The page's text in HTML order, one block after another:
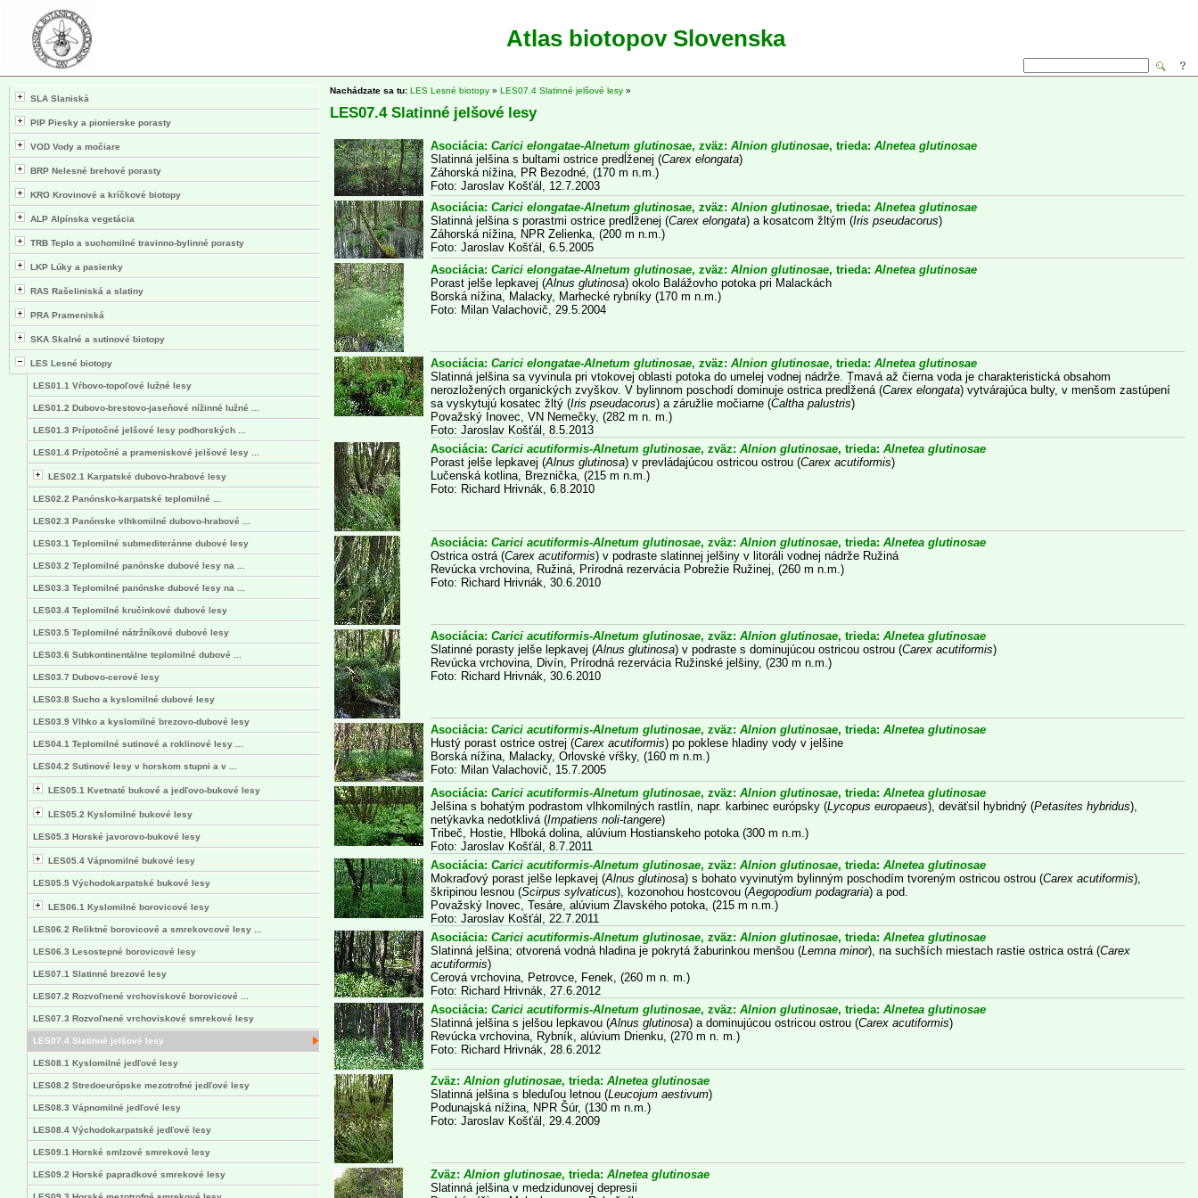
Atlas biotopov Slovenska
SLA Slaniská
PIP Piesky a pionierske porasty
VOD Vody a močiare
BRP Nelesné brehové porasty
KRO Krovinové a kríčkové biotopy
ALP Alpínska vegetácia
TRB Teplo a suchomilné travinno-bylinné porasty
LKP Lúky a pasienky
RAS Rašeliniská a slatiny
PRA Prameniská
SKA Skalné a sutinové biotopy
LES Lesné biotopy
LES01.1 Vŕbovo-topoľové lužné lesy
LES01.2 Dubovo-brestovo-jaseňové nížinné lužné ...
LES01.3 Prípotočné jelšové lesy podhorských ...
LES01.4 Prípotočné a prameniskové jelšové lesy ...
LES02.1 Karpatské dubovo-hrabové lesy
LES02.2 Panónsko-karpatské teplomilné ...
LES02.3 Panónske vlhkomilné dubovo-hrabové ...
LES03.1 Teplomilné submediteránne dubové lesy
LES03.2 Teplomilné panónske dubové lesy na ...
LES03.3 Teplomilné panónske dubové lesy na ...
LES03.4 Teplomilné kručinkové dubové lesy
LES03.5 Teplomilné nátržníkové dubové lesy
LES03.6 Subkontinentálne teplomilné dubové ...
LES03.7 Dubovo-cerové lesy
LES03.8 Sucho a kyslomilné dubové lesy
LES03.9 Vlhko a kyslomilné brezovo-dubové lesy
LES04.1 Teplomilné sutinové a roklinové lesy ...
LES04.2 Sutinové lesy v horskom stupni a v ...
LES05.1 Kvetnaté bukové a jedľovo-bukové lesy
LES05.2 Kyslomilné bukové lesy
LES05.3 Horské javorovo-bukové lesy
LES05.4 Vápnomilné bukové lesy
LES05.5 Východokarpatské bukové lesy
LES06.1 Kyslomilné borovicové lesy
LES06.2 Reliktné borovicové a smrekovcové lesy ...
LES06.3 Lesostepné borovicové lesy
LES07.1 Slatinné brezové lesy
LES07.2 Rozvoľnené vrchoviskové borovicové ...
LES07.3 Rozvoľnené vrchoviskové smrekové lesy
LES07.4 Slatinné jelšové lesy
LES08.1 Kyslomilné jedľové lesy
LES08.2 Stredoeurópske mezotrofné jedľové lesy
LES08.3 Vápnomilné jedľové lesy
LES08.4 Východokarpatské jedľové lesy
LES09.1 Horské smlzové smrekové lesy
LES09.2 Horské papradkové smrekové lesy
Nachádzate sa tu: LES Lesné biotopy » LES07.4 Slatinné jelšové lesy »
LES07.4 Slatinné jelšové lesy
Asociácia: Carici elongatae-Alnetum glutinosae, zväz: Alnion glutinosae, trieda: Alnetea glutinosae
Slatinná jelšina s bultami ostrice predĺženej (Carex elongata)
Záhorská nížina, PR Bezodné, (170 m n.m.)
Foto: Jaroslav Košťál, 12.7.2003
Asociácia: Carici elongatae-Alnetum glutinosae, zväz: Alnion glutinosae, trieda: Alnetea glutinosae
Slatinná jelšina s porastmi ostrice predĺženej (Carex elongata) a kosatcom žltým (Iris pseudacorus)
Záhorská nížina, NPR Zelienka, (200 m n.m.)
Foto: Jaroslav Košťál, 6.5.2005
Asociácia: Carici elongatae-Alnetum glutinosae, zväz: Alnion glutinosae, trieda: Alnetea glutinosae
Porast jelše lepkavej (Alnus glutinosa) okolo Balážovho potoka pri Malackách
Borská nížina, Malacky, Marhecké rybníky (170 m n.m.)
Foto: Milan Valachovič, 29.5.2004
Asociácia: Carici elongatae-Alnetum glutinosae, zväz: Alnion glutinosae, trieda: Alnetea glutinosae
Slatinná jelšina sa vyvinula pri vtokovej oblasti potoka do umelej vodnej nádrže. Tmavá až čierna voda je charakteristická obsahom
nerozložených organických zvyškov. V bylinnom poschodí dominuje ostrica predĺžená (Carex elongata) vytvárajúca bulty, v menšom zastúpení
sa vyskytujú kosatec žltý (Iris pseudacorus) a záružlie močiarne (Caltha palustris)
Považský Inovec, VN Nemečky, (282 m n. m.)
Foto: Jaroslav Košťál, 8.5.2013
Asociácia: Carici acutiformis-Alnetum glutinosae, zväz: Alnion glutinosae, trieda: Alnetea glutinosae
Porast jelše lepkavej (Alnus glutinosa) v prevládajúcou ostricou ostrou (Carex acutiformis)
Lučenská kotlina, Breznička, (215 m n.m.)
Foto: Richard Hrivnák, 6.8.2010
Asociácia: Carici acutiformis-Alnetum glutinosae, zväz: Alnion glutinosae, trieda: Alnetea glutinosae
Ostrica ostrá (Carex acutiformis) v podraste slatinnej jelšiny v litoráli vodnej nádrže Ružiná
Revúcka vrchovina, Ružiná, Prírodná rezervácia Pobrežie Ružinej, (260 m n.m.)
Foto: Richard Hrivnák, 30.6.2010
Asociácia: Carici acutiformis-Alnetum glutinosae, zväz: Alnion glutinosae, trieda: Alnetea glutinosae
Slatinné porasty jelše lepkavej (Alnus glutinosa) v podraste s dominujúcou ostricou ostrou (Carex acutiformis)
Revúcka vrchovina, Divín, Prírodná rezervácia Ružinské jelšiny, (230 m n.m.)
Foto: Richard Hrivnák, 30.6.2010
Asociácia: Carici acutiformis-Alnetum glutinosae, zväz: Alnion glutinosae, trieda: Alnetea glutinosae
Hustý porast ostrice ostrej (Carex acutiformis) po poklese hladiny vody v jelšine
Borská nížina, Malacky, Orlovské vŕšky, (160 m n.m.)
Foto: Milan Valachovič, 15.7.2005
Asociácia: Carici acutiformis-Alnetum glutinosae, zväz: Alnion glutinosae, trieda: Alnetea glutinosae
Jelšina s bohatým podrastom vlhkomilných rastlín, napr. karbinec európsky (Lycopus europaeus), deväťsil hybridný (Petasites hybridus),
netýkavka nedotklivá (Impatiens noli-tangere)
Tribeč, Hostie, Hlboká dolina, alúvium Hostianskeho potoka (300 m n.m.)
Foto: Jaroslav Košťál, 8.7.2011
Asociácia: Carici acutiformis-Alnetum glutinosae, zväz: Alnion glutinosae, trieda: Alnetea glutinosae
Mokraďový porast jelše lepkavej (Alnus glutinosa) s bohato vyvinutým bylinným poschodím tvoreným ostricou ostrou (Carex acutiformis),
škripinou lesnou (Scirpus sylvaticus), kozonohou hostcovou (Aegopodium podagraria) a pod.
Považský Inovec, Tesáre, alúvium Zlavského potoka, (215 m n.m.)
Foto: Jaroslav Košťál, 22.7.2011
Asociácia: Carici acutiformis-Alnetum glutinosae, zväz: Alnion glutinosae, trieda: Alnetea glutinosae
Slatinná jelšina; otvorená vodná hladina je pokrytá žaburinkou menšou (Lemna minor), na suchších miestach rastie ostrica ostrá (Carex
acutiformis)
Cerová vrchovina, Petrovce, Fenek, (260 m n. m.)
Foto: Richard Hrivnák, 27.6.2012
Asociácia: Carici acutiformis-Alnetum glutinosae, zväz: Alnion glutinosae, trieda: Alnetea glutinosae
Slatinná jelšina s jelšou lepkavou (Alnus glutinosa) a dominujúcou ostricou ostrou (Carex acutiformis)
Revúcka vrchovina, Rybník, alúvium Drienku, (270 m n. m.)
Foto: Richard Hrivnák, 28.6.2012
Zväz: Alnion glutinosae, trieda: Alnetea glutinosae
Slatinná jelšina s bleduľou letnou (Leucojum aestivum)
Podunajská nížina, NPR Šúr, (130 m n.m.)
Foto: Jaroslav Košťál, 29.4.2009
Zväz: Alnion glutinosae, trieda: Alnetea glutinosae
Slatinná jelšina v medzidunovej depresii